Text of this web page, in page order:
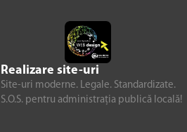
Realizare site-uri
Site-uri moderne. Legale. Standardizate.
S.O.S. pentru administrația publică locală!